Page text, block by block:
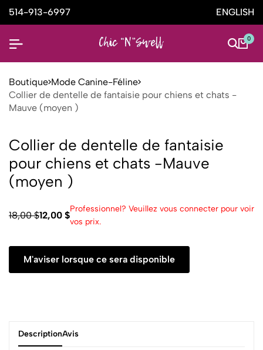
514-913-6997 ENGLISH
0
Boutique Mode Canine-Féline
Collier de dentelle de fantaisie pour chiens et chats -
Mauve (moyen )
Collier de dentelle de fantaisie
pour chiens et chats -Mauve
(moyen )
18,00 $12,00 $
Professionnel? Veuillez vous connecter pour voir
vos prix.
M'aviser lorsque ce sera disponible
DescriptionAvis